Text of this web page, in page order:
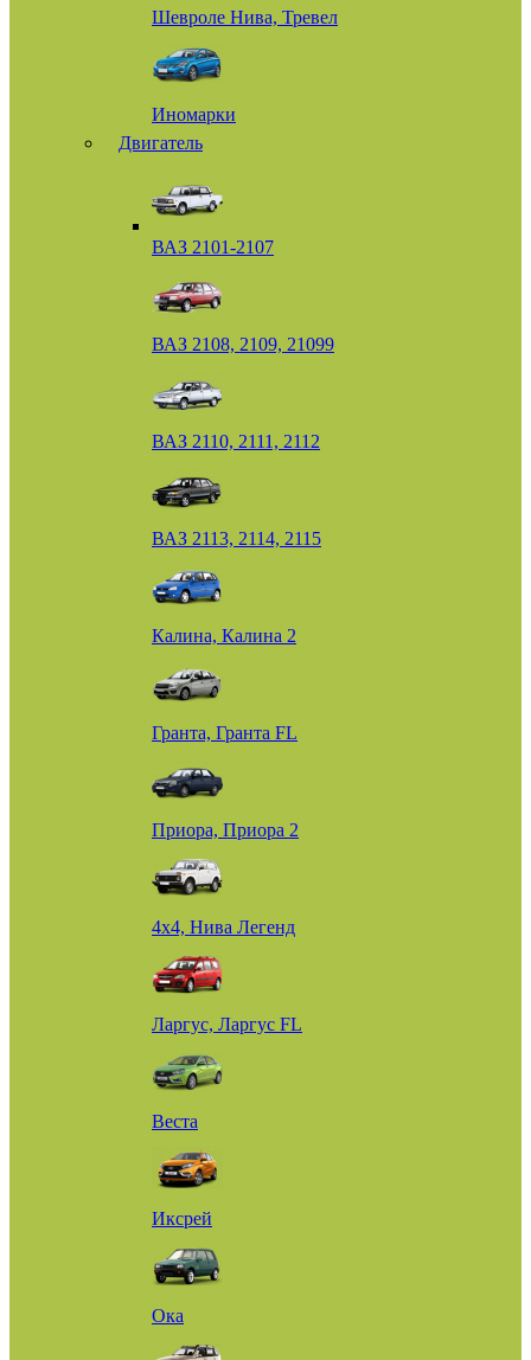
Шевроле Нива, Тревел
Иномарки
Двигатель
ВАЗ 2101-2107
ВАЗ 2108, 2109, 21099
ВАЗ 2110, 2111, 2112
ВАЗ 2113, 2114, 2115
Калина, Калина 2
Гранта, Гранта FL
Приора, Приора 2
4х4, Нива Легенд
Ларгус, Ларгус FL
Веста
Иксрей
Ока